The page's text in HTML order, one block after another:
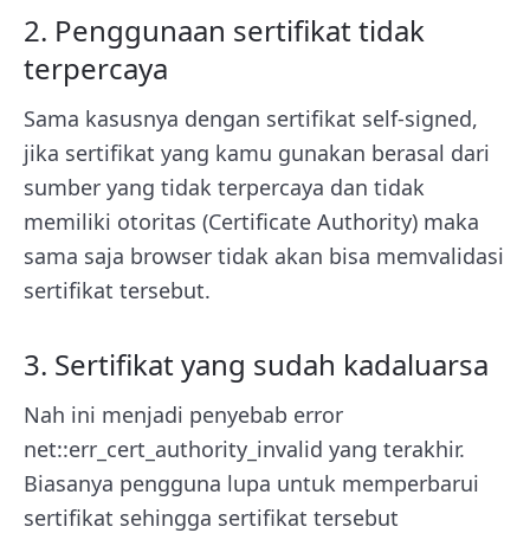
2. Penggunaan sertifikat tidak
terpercaya
Sama kasusnya dengan sertifikat self-signed,
jika sertifikat yang kamu gunakan berasal dari
sumber yang tidak terpercaya dan tidak
memiliki otoritas (Certificate Authority) maka
sama saja browser tidak akan bisa memvalidasi
sertifikat tersebut.
3. Sertifikat yang sudah kadaluarsa
Nah ini menjadi penyebab error
net::err_cert_authority_invalid yang terakhir.
Biasanya pengguna lupa untuk memperbarui
sertifikat sehingga sertifikat tersebut